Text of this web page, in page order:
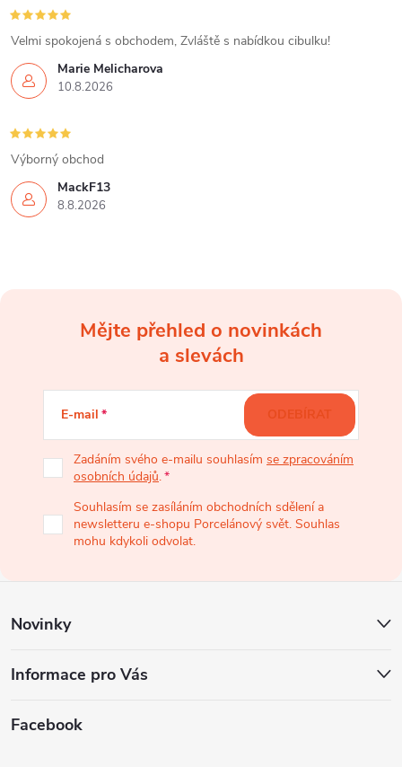
Marie Melicharova
10.8.2026
Velmi spokojená s obchodem, Zvláště s nabídkou cibulku!
MackF13
8.8.2026
Výborný obchod
í
Mějte přehled o novinkách
a slevách
E-mail
Zadáním svého e-mailu souhlasím se zpracováním
osobních údajů.
Souhlasím se zasíláním obchodních sdělení a
newsletteru e-shopu Porcelánový svět. Souhlas
mohu kdykoli odvolat.
ODEBÍRAT
Novinky
Informace pro Vás
Facebook